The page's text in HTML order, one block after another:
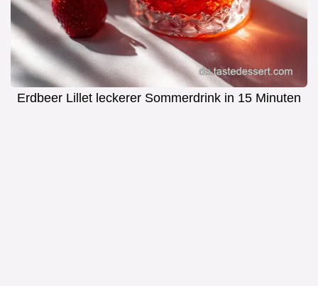
Erdbeer Lillet leckerer Sommerdrink in 15 Minuten